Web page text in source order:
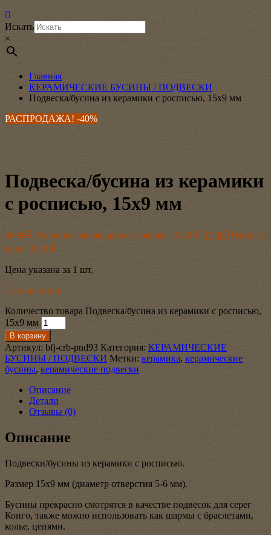
Искать
×
Главная
КЕРАМИЧЕСКИЕ БУСИНЫ / ПОДВЕСКИ
Подвеска/бусина из керамики с росписью, 15х9 мм
РАСПРОДАЖА! -40%
Подвеска/бусина из керамики
с росписью, 15х9 мм
55,00₽ Первоначальная цена составляла 55,00₽.33,00₽Текущая
цена: 33,00₽.
Цена указана за 1 шт.
14 в наличии
Количество товара Подвеска/бусина из керамики с росписью,
15х9 мм
В корзину
Артикул: bfj-crb-pnd93 Категория: КЕРАМИЧЕСКИЕ
БУСИНЫ / ПОДВЕСКИ Метки: керамика, керамические
бусины, керамические подвески
Описание
Детали
Отзывы (0)
Описание
Подвески/бусины из керамики с росписью.
Размер 15х9 мм (диаметр отверстия 5-6 мм).
Бусины прекрасно смотрятся в качестве подвесок для серег
Конго, также можно использовать как шармы с браслетами,
колье, цепями.